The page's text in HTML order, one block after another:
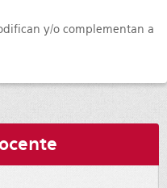
y/o complementan a